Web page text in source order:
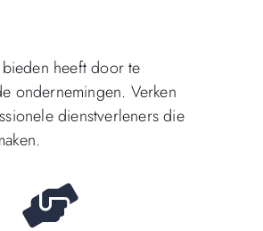
heeft door te
ondernemingen. Verken
dienstverleners die